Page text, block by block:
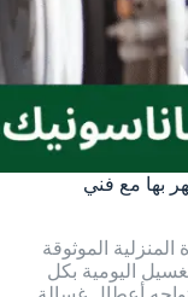
بها مع فني
الموثوقة
اليومية بكل